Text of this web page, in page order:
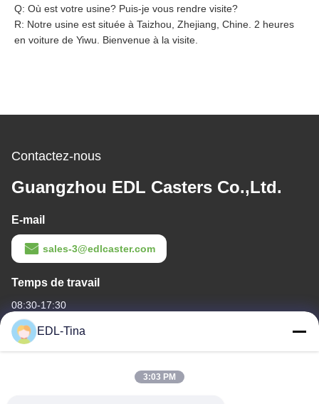
Q: Où est votre usine? Puis-je vous rendre visite?
R: Notre usine est située à Taizhou, Zhejiang, Chine. 2 heures
en voiture de Yiwu. Bienvenue à la visite.
Contactez-nous
Guangzhou EDL Casters Co.,Ltd.
E-mail
sales-3@edlcaster.com
Temps de travail
08:30-17:30
Notre adresse
Chambre 1003, le port international des talents de Nansha, 167
EDL-Tina
3:03 PM